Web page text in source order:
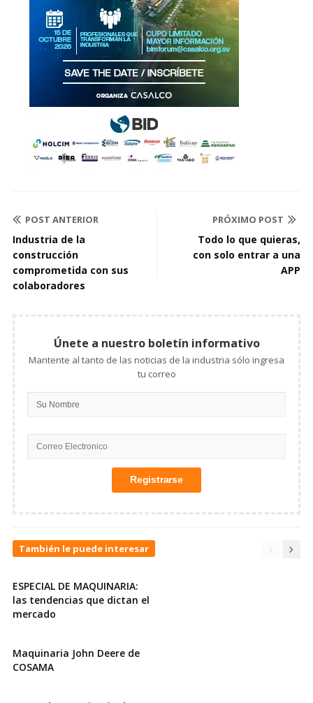
POST ANTERIOR
Industria de la
construcción
comprometida con sus
colaboradores
PRÓXIMO POST
Todo lo que quieras,
con solo entrar a una
APP
Únete a nuestro boletín informativo
Mantente al tanto de las noticias de la industria sólo ingresa
tu correo
También le puede interesar
ESPECIAL DE MAQUINARIA:
las tendencias que dictan el
mercado
Maquinaria John Deere de
COSAMA